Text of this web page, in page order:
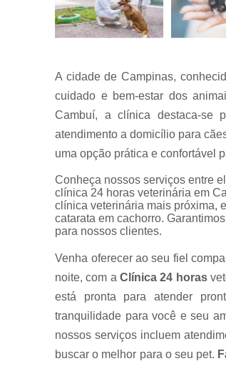
A cidade de Campinas,
cuidado e bem-estar dos
Cambuí, a clínica destaca-se
atendimento a domicílio para
uma opção prática e confortável
Conheça nossos serviços entre
clínica 24 horas veterinária em
clínica veterinária mais próxima,
catarata em cachorro.
para nossos clientes.
Venha oferecer ao seu fiel
noite, com a Clínica 24 horas
está pronta para atender
tranquilidade para você e seu
nossos serviços incluem
buscar o melhor para o seu pet.